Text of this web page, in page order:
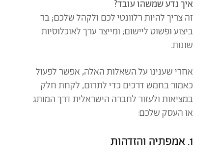
איך נדע שמשהו עובד?
זה צריך להיות רלוונטי לכם ולקהל שלכם; בר
ביצוע ופשוט ליישום; ומייצר ערך לאוכלוסיות
שונות.
אחרי שענינו על השאלות האלה, אפשר לפעול
כאמור בחמש דרכים כדי לתרום, לקחת חלק
במציאות ולעזור לחברה הישראלית דרך המותג
או העסק שלכם:
1. אמפתיה והזדהות